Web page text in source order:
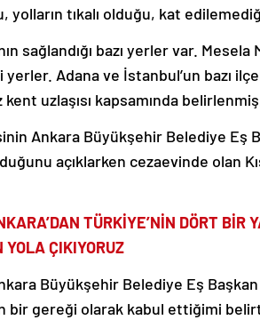
yolların tıkalı olduğu, kat
sağlandığı bazı yerler var.
yerler. Adana ve İstanbul’un bazı
kent uzlaşısı kapsamında
Ankara Büyükşehir Belediye Eş
açıklarken cezaevinde olan
TÜRKİYE’NİN DÖRT BİR
YOLA ÇIKIYORUZ
Büyükşehir Belediye Eş
bir gereği olarak kabul ettiğimi